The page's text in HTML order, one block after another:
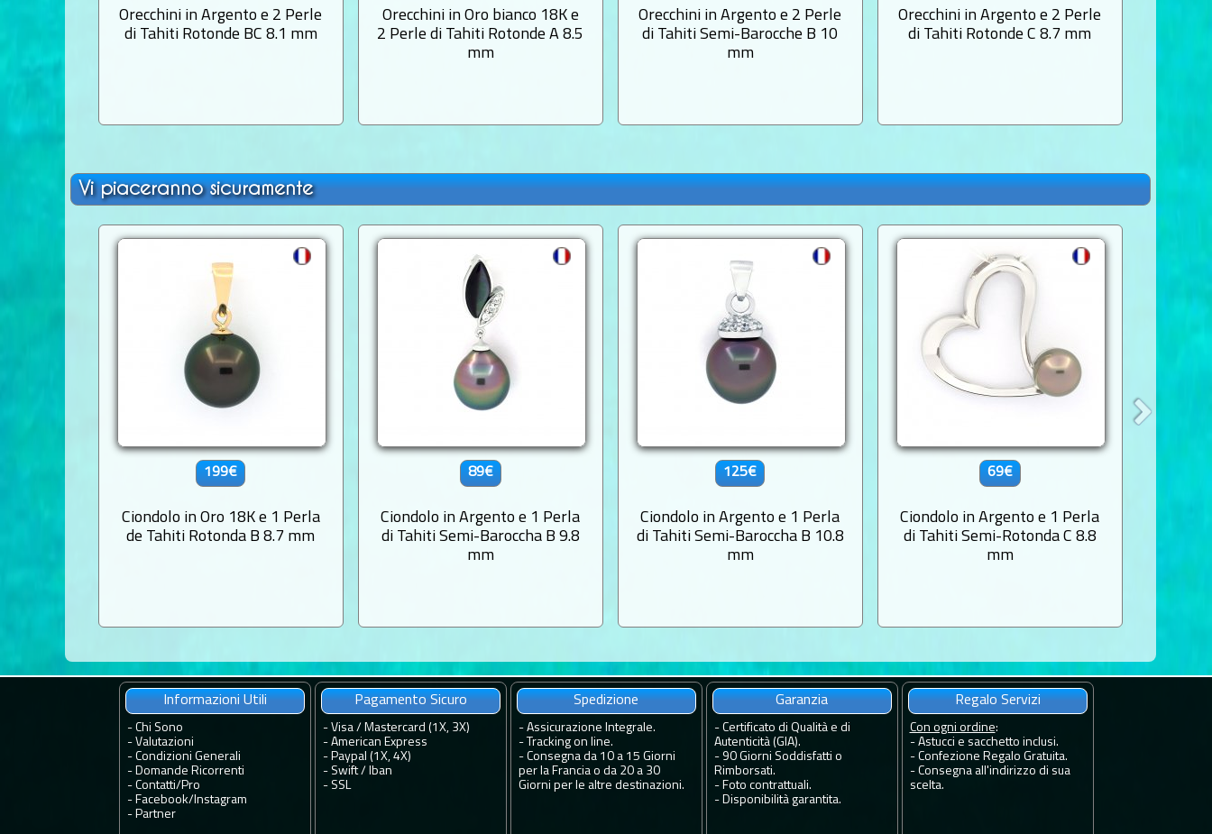
Orecchini in Argento e 2 Perle
di Tahiti Rotonde BC 8.1 mm
Orecchini in Oro bianco 18K e
2 Perle di Tahiti Rotonde A 8.5
mm
Orecchini in Argento e 2 Perle
di Tahiti Semi-Barocche B 10
mm
Orecchini in Argento e 2 Perle
di Tahiti Rotonde C 8.7 mm
Vi piaceranno sicuramente
199€
Ciondolo in Oro 18K e 1 Perla
de Tahiti Rotonda B 8.7 mm
89€
Ciondolo in Argento e 1 Perla
di Tahiti Semi-Baroccha B 9.8
mm
125€
Ciondolo in Argento e 1 Perla
di Tahiti Semi-Baroccha B 10.8
mm
69€
Ciondolo in Argento e 1 Perla
di Tahiti Semi-Rotonda C 8.8
mm
Informazioni Utili
- Chi Sono
- Valutazioni
- Condizioni Generali
- Domande Ricorrenti
- Contatti/ Pro
- Facebook/ Instagram
- Partner
Pagamento Sicuro
- Visa / Mastercard (1X, 3X)
- American Express
- Paypal (1X, 4X)
- Swift / Iban
- SSL
Spedizione
- Assicurazione Integrale.
- Tracking on line.
- Consegna da 10 a 15 Giorni
per la Francia o da 20 a 30
Giorni per le altre destinazioni.
Garanzia
- Certificato di Qualità e di
Autenticità (GIA).
- 90 Giorni Soddisfatti o
Rimborsati.
- Foto contrattuali.
- Disponibilità garantita.
Regalo Servizi
Con ogni ordine:
- Astucci e sacchetto inclusi.
- Confezione Regalo Gratuita.
- Consegna all'indirizzo di sua
scelta.